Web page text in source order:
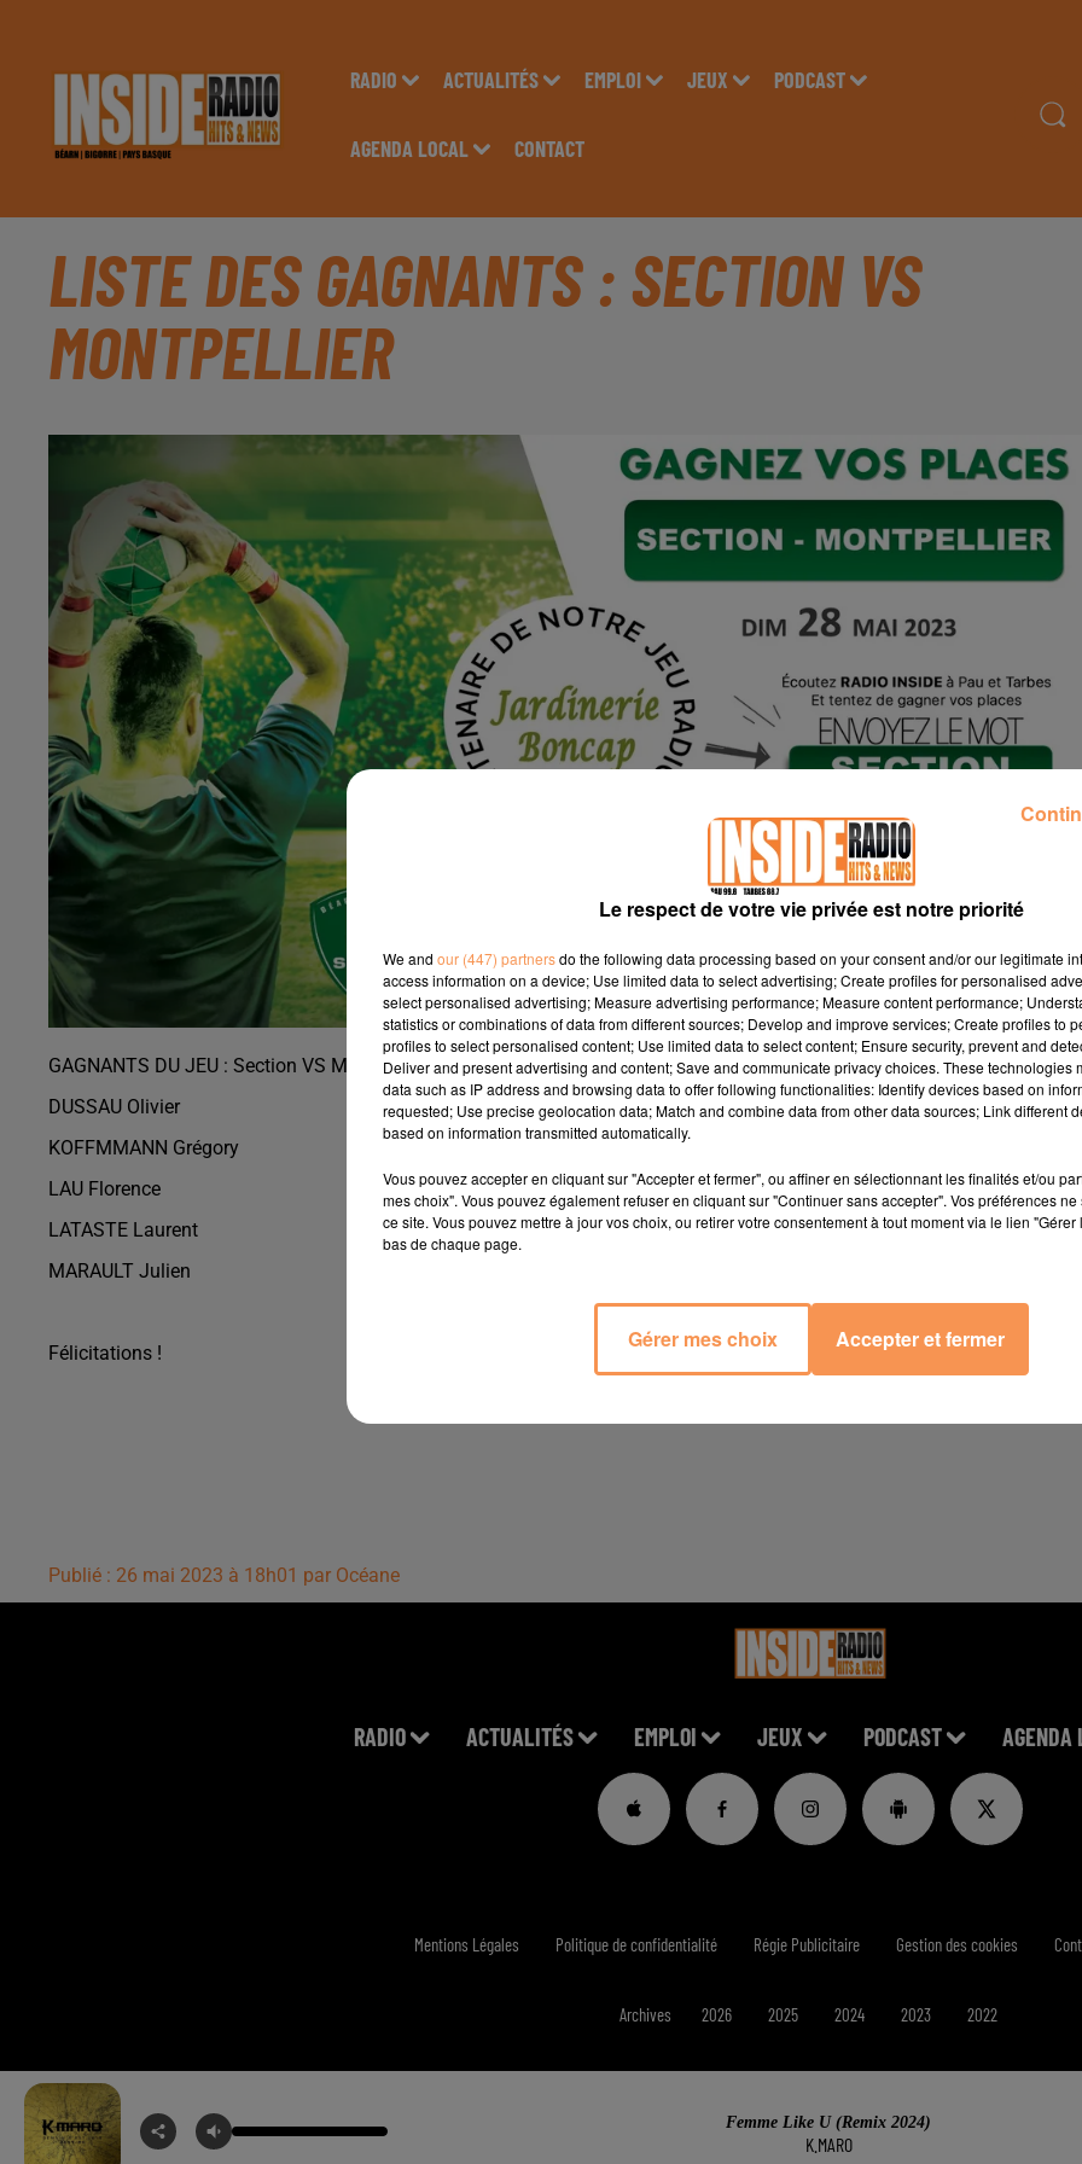
RADIO ACTUALITÉS EMPLOI JEUX PODCAST
AGENDA LOCAL CONTACT
LISTE DES GAGNANTS : SECTION VS
MONTPELLIER
GAGNANTS DU JEU : Section VS Montpellier
DUSSAU Olivier
KOFFMMANN Grégory
LAU Florence
LATASTE Laurent
MARAULT Julien
Félicitations !
Publié : 26 mai 2023 à 18h01 par Océane
RADIO ACTUALITÉS EMPLOI JEUX PODCAST AGENDA
Femme Like U (remix 2024)
K.MARO
Mentions Légales Politique de confidentialité Régie Publicitaire Gestion des cookies
Archives 2026 2025 2024 2023 2022
Le respect de votre vie privée est notre priorité
We and our (447) partnersdo the following data processing based on your consent and/or our legitimate
access information on a device; Use limited data to select advertising; Create profiles for personalised
select personalised advertising; Measure advertising performance; Measure content performance;
statistics or combinations of data from different sources; Develop and improve services; Create profiles to
profiles to select personalised content; Use limited data to select content; Ensure security, prevent and
Deliver and present advertising and content; Save and communicate privacy choices. These technologies
data such as IP address and browsing data to offer following functionalities: Identify devices based on
requested; Use precise geolocation data; Match and combine data from other data sources; Link different
based on information transmitted automatically.
Vous pouvez accepter en cliquant sur "Accepter et fermer", ou affiner en sélectionnant les finalités et/ou
mes choix". Vous pouvez également refuser en cliquant sur "Continuer sans accepter". Vos préférences
ce site. Vous pouvez mettre à jour vos choix, ou retirer votre consentement à tout moment via le lien
bas de chaque page.
Gérer mes choix Accepter et fermer